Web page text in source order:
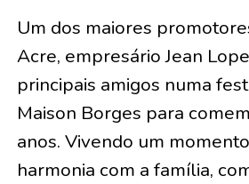
Um dos maiores
Acre, empresário Jean
principais amigos numa
Maison Borges para
anos. Vivendo um
harmonia com a família,